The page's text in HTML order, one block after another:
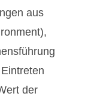
aus
der